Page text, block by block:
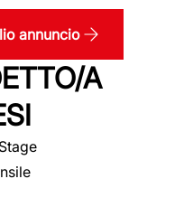
annuncio
A